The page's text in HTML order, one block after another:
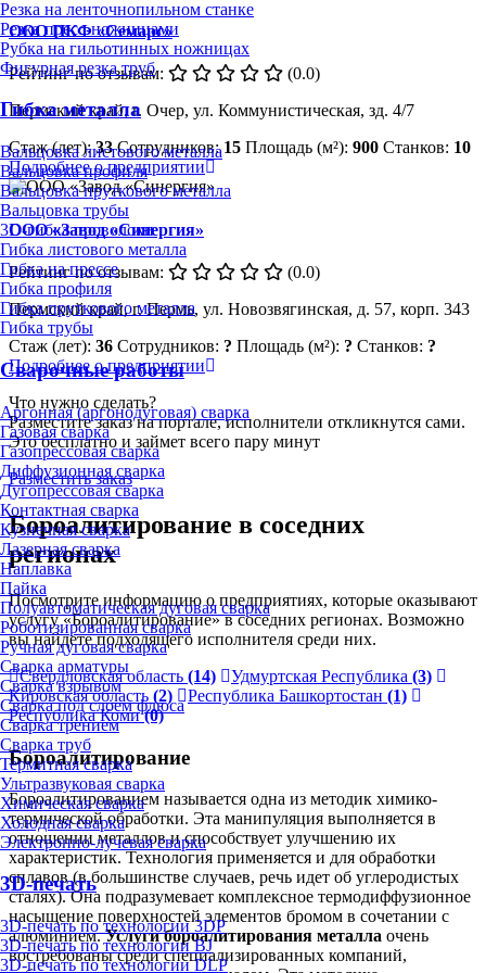
Резка на ленточнопильном станке
Резка пресс-ножницами
Рубка на гильотинных ножницах
Фигурная резка труб
Гибка металла
Вальцовка листового металла
Вальцовка профиля
Вальцовка пруткового металла
Вальцовка трубы
3D-гибка проволоки
Гибка листового металла
Гибка на прессе
Гибка профиля
Гибка пруткового металла
Гибка трубы
Сварочные работы
Аргонная (аргонодуговая) сварка
Газовая сварка
Газопрессовая сварка
Диффузионная сварка
Дугопрессовая сварка
Контактная сварка
Кузнечная сварка
Лазерная сварка
Наплавка
Пайка
Полуавтоматическая дуговая сварка
Роботизированная сварка
Ручная дуговая сварка
Сварка арматуры
Сварка взрывом
Сварка под слоем флюса
Сварка трением
Сварка труб
Термитная сварка
Ультразвуковая сварка
Химическая сварка
Холодная сварка
Электронно-лучевая сварка
3D-печать
3D-печать по технологии 3DP
3D-печать по технологии BJ
3D-печать по технологии DLP
ООО ПКФ «Семарс»
Рейтинг по отзывам:
(0.0)
Пермский край, г. Очер, ул. Коммунистическая, зд. 4/7
Стаж (лет):33 Сотрудников:15 Площадь (м²): 900 Станков: 10
Подробнее о предприятии
ООО «Завод «Синергия»
Рейтинг по отзывам:
(0.0)
Пермский край, г. Пермь, ул. Новозвягинская, д. 57, корп. 343
Стаж (лет): 36 Сотрудников: ? Площадь (м²): ? Станков: ?
Подробнее о предприятии
Что нужно сделать?
Разместите заказ на портале, исполнители откликнутся сами.
Это бесплатно и займет всего пару минут
Разместить заказ
Бороалитирование в соседних
регионах
Посмотрите информацию о предприятиях, которые оказывают
услугу «Бороалитирование» в соседних регионах. Возможно
вы найдете подходящего исполнителя среди них.
Свердловская область (14) Удмуртская Республика (3)
Кировская область (2) Республика Башкортостан (1)
Республика Коми(0)
Бороалитирование
Бороалитированием называется одна из методик химико-
термической обработки. Эта манипуляция выполняется в
отношении металлов и способствует улучшению их
характеристик. Технология применяется и для обработки
сплавов (в большинстве случаев, речь идет об углеродистых
сталях). Она подразумевает комплексное термодиффузионное
насыщение поверхностей элементов бромом в сочетании с
алюминием.Услуги бороалитирования металла очень
востребованы среди специализированных компаний,